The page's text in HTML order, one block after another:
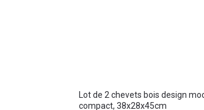
Lot de 2 chevets bois design
compact, 38x28x45cm